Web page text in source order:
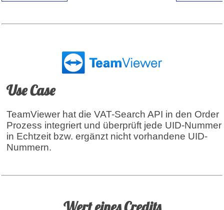
Use Case
TeamViewer hat die VAT-Search API in den Order
Prozess integriert und überprüft jede UID-Nummer
in Echtzeit bzw. ergänzt nicht vorhandene UID-
Nummern.